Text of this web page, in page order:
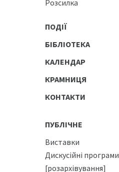
Розсилка
ПОДІЇ
БІБЛІОТЕКА
КАЛЕНДАР
КРАМНИЦЯ
КОНТАКТИ
ПУБЛІЧНЕ
Виставки
Дискусійні програми
[розархівування]